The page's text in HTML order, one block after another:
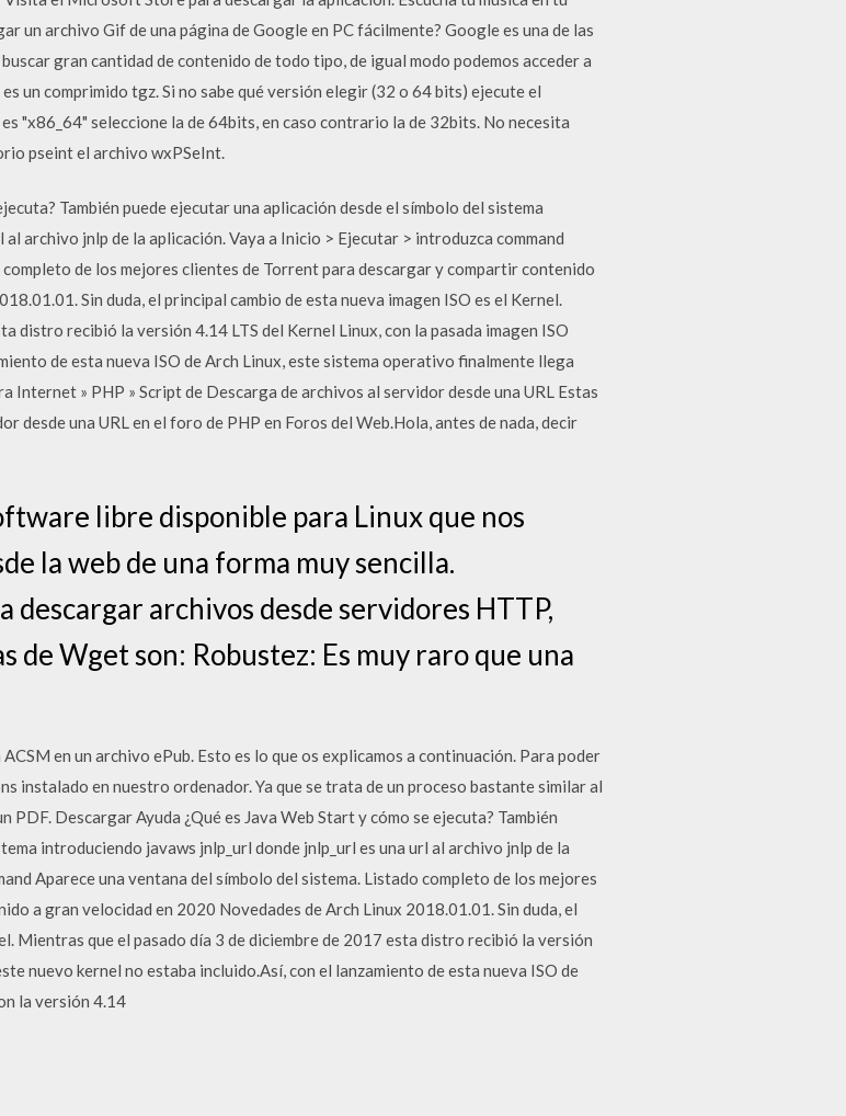
un archivo Gif de una página de Google en PC fácilmente? Google es una de las
gran cantidad de contenido de todo tipo, de igual modo podemos acceder a
un comprimido tgz. Si no sabe qué versión elegir (32 o 64 bits) ejecute el
"x86_64" seleccione la de 64bits, en caso contrario la de 32bits. No necesita
pseint el archivo wxPSeInt.
También puede ejecutar una aplicación desde el símbolo del sistema
archivo jnlp de la aplicación. Vaya a Inicio > Ejecutar > introduzca command
de los mejores clientes de Torrent para descargar y compartir contenido
Sin duda, el principal cambio de esta nueva imagen ISO es el Kernel.
distro recibió la versión 4.14 LTS del Kernel Linux, con la pasada imagen ISO
de esta nueva ISO de Arch Linux, este sistema operativo finalmente llega
Internet » PHP » Script de Descarga de archivos al servidor desde una URL Estas
desde una URL en el foro de PHP en Foros del Web.Hola, antes de nada, decir
libre disponible para Linux que nos
la web de una forma muy sencilla.
archivos desde servidores HTTP,
de Wget son: Robustez: Es muy raro que una
en un archivo ePub. Esto es lo que os explicamos a continuación. Para poder
instalado en nuestro ordenador. Ya que se trata de un proceso bastante similar al
Descargar Ayuda ¿Qué es Java Web Start y cómo se ejecuta? También
introduciendo javaws jnlp_url donde jnlp_url es una url al archivo jnlp de la
Aparece una ventana del símbolo del sistema. Listado completo de los mejores
a gran velocidad en 2020 Novedades de Arch Linux 2018.01.01. Sin duda, el
Mientras que el pasado día 3 de diciembre de 2017 esta distro recibió la versión
nuevo kernel no estaba incluido.Así, con el lanzamiento de esta nueva ISO de
la versión 4.14